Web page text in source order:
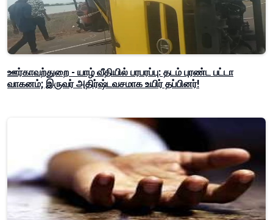
ஊர்காவற்துறை - யாழ் வீதியில் பரபரப்பு: தடம் புரண்ட பட்டா
வாகனம்; இருவர் அதிர்ஷ்டவசமாக உயிர் தப்பினர்!